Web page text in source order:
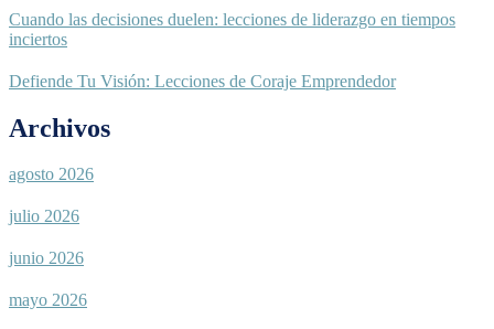
Cuando las decisiones duelen: lecciones de liderazgo en tiempos
inciertos
Defiende Tu Visión: Lecciones de Coraje Emprendedor
Archivos
agosto 2026
julio 2026
junio 2026
mayo 2026